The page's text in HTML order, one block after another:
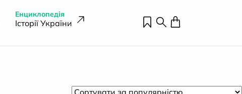
Енциклопедія
Історії України